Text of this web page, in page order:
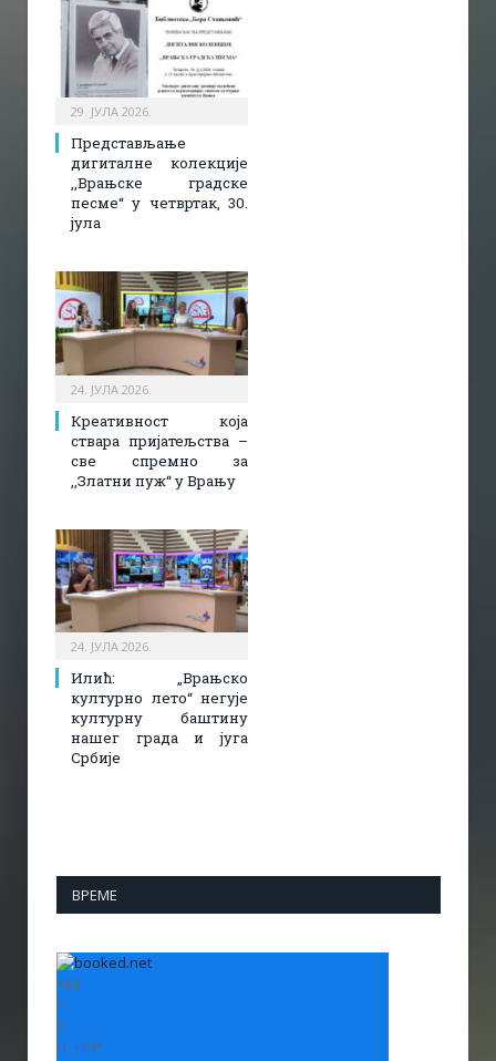
29. ЈУЛА 2026.
Представљање
дигиталне колекције
,,Врањске градске
песме“ у четвртак, 30.
јула
24. ЈУЛА 2026.
Креативност која
ствара пријатељства –
све спремно за
,,Златни пуж“ у Врању
24. ЈУЛА 2026.
Илић: „Врањско
културно лето“ негује
културну баштину
нашег града и југа
Србије
ВРЕМЕ
+33
°
C
H: +34°